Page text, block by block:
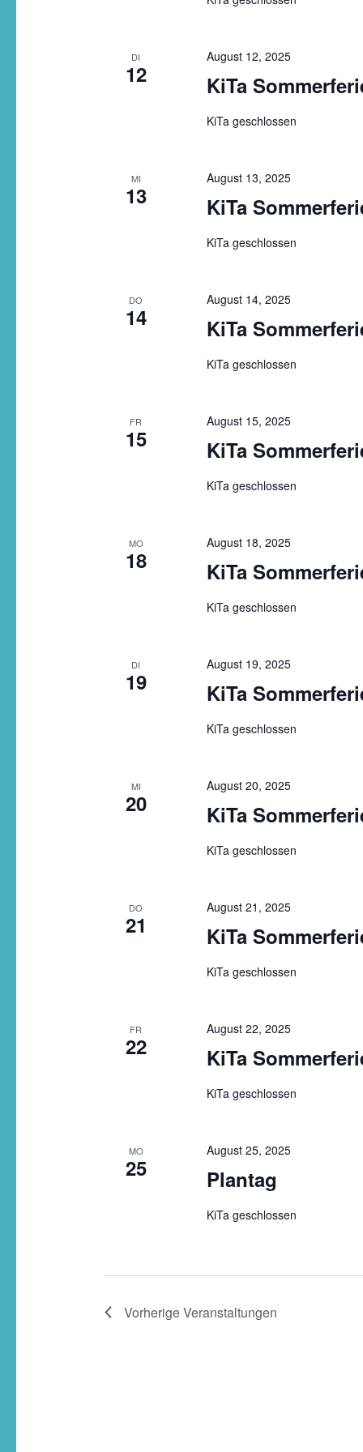
DI
12
August 12, 2025
KiTa
KiTa geschlossen
MI
13
August 13, 2025
KiTa
KiTa geschlossen
DO
14
August 14, 2025
KiTa
KiTa geschlossen
FR
15
August 15, 2025
KiTa
KiTa geschlossen
MO
18
August 18, 2025
KiTa
KiTa geschlossen
DI
19
August 19, 2025
KiTa
KiTa geschlossen
MI
20
August 20, 2025
KiTa
KiTa geschlossen
DO
21
August 21, 2025
KiTa
KiTa geschlossen
FR
22
August 22, 2025
KiTa
KiTa geschlossen
MO
25
August 25, 2025
Plantag
KiTa geschlossen
VorherigeVeranstaltungen